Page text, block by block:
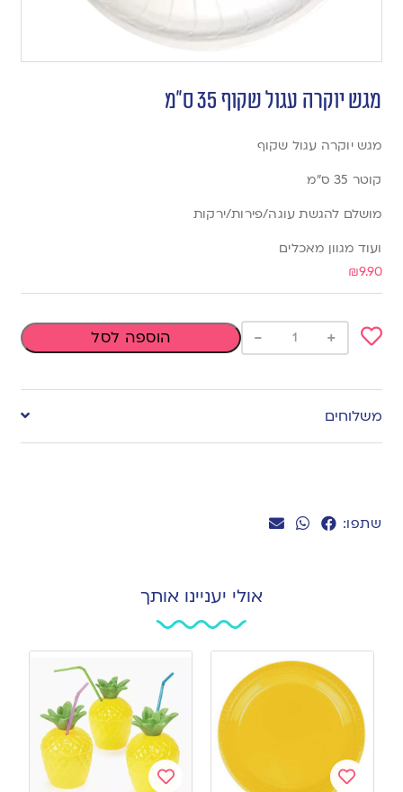
שתפו:
מגש יוקרה עגול שקוף 35 ס”מ
מגש יוקרה עגול שקוף
קוטר 35 ס”מ
מושלם להגשת עוגה/פירות/ירקות
ועוד מגוון מאכלים
₪9.90
to
wishlist
+
- הוספה לסל
משלוחים
אולי יעניינו אותך